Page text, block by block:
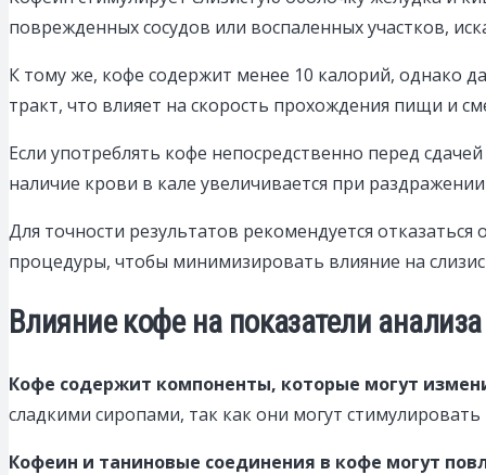
поврежденных сосудов или воспаленных участков,
К тому же, кофе содержит менее 10 калорий, однако
тракт, что влияет на скорость прохождения пищи и
Если употреблять кофе непосредственно перед
наличие крови в кале увеличивается при
Для точности результатов рекомендуется
процедуры, чтобы минимизировать влияние на
Влияние кофе на показатели
Кофе содержит компоненты, которые могут
сладкими сиропами, так как они могут
Кофеин и таниновые соединения в кофе могут